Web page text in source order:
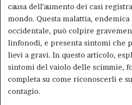
causa dell’aumento dei casi
mondo. Questa malattia,
occidentale, può colpire
linfonodi, e presenta sintomi che
lievi a gravi. In questo articolo,
sintomi del vaiolo delle scimmie,
completa su come riconoscerli e
contagio.